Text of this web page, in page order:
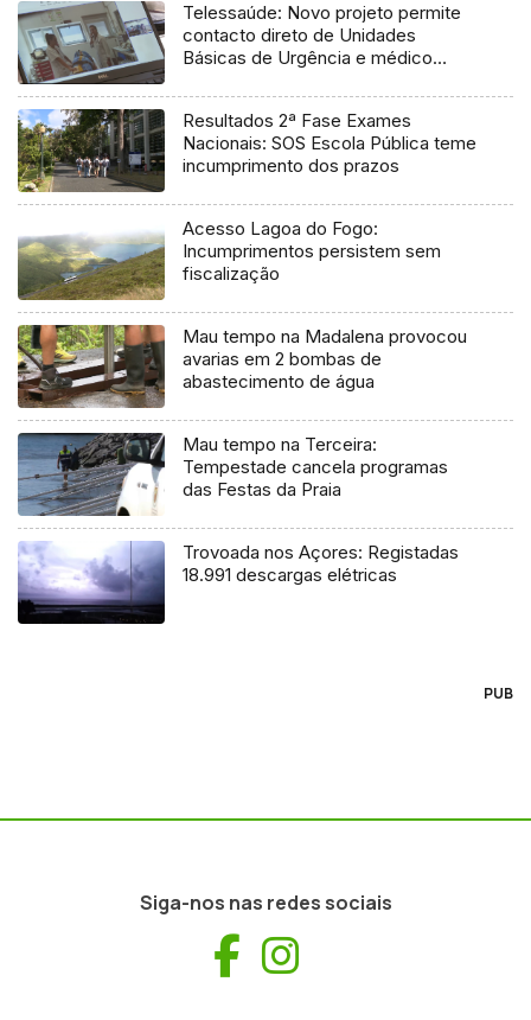
Telessaúde: Novo projeto permite
contacto direto de Unidades
Básicas de Urgência e médico
Resultados 2ª Fase Exames
Nacionais: SOS Escola Pública teme
incumprimento dos prazos
Acesso Lagoa do Fogo:
Incumprimentos persistem sem
fiscalização
Mau tempo na Madalena provocou
avarias em 2 bombas de
abastecimento de água
Mau tempo na Terceira:
Tempestade cancela programas
das Festas da Praia
Trovoada nos Açores: Registadas
18.991 descargas elétricas
PUB
Siga-nos nas redes sociais
Facebook